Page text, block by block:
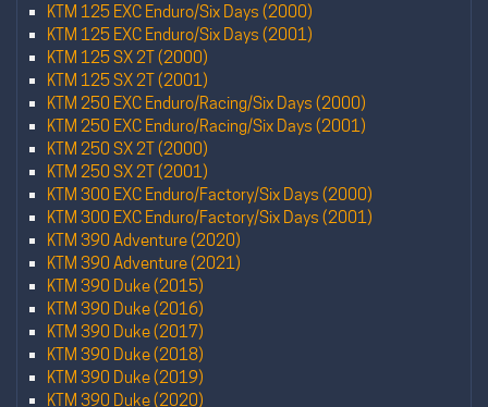
KTM 125 EXC Enduro/Six Days (2000)
KTM 125 EXC Enduro/Six Days (2001)
KTM 125 SX 2T (2000)
KTM 125 SX 2T (2001)
KTM 250 EXC Enduro/Racing/Six Days (2000)
KTM 250 EXC Enduro/Racing/Six Days (2001)
KTM 250 SX 2T (2000)
KTM 250 SX 2T (2001)
KTM 300 EXC Enduro/Factory/Six Days (2000)
KTM 300 EXC Enduro/Factory/Six Days (2001)
KTM 390 Adventure (2020)
KTM 390 Adventure (2021)
KTM 390 Duke (2015)
KTM 390 Duke (2016)
KTM 390 Duke (2017)
KTM 390 Duke (2018)
KTM 390 Duke (2019)
KTM 390 Duke (2020)